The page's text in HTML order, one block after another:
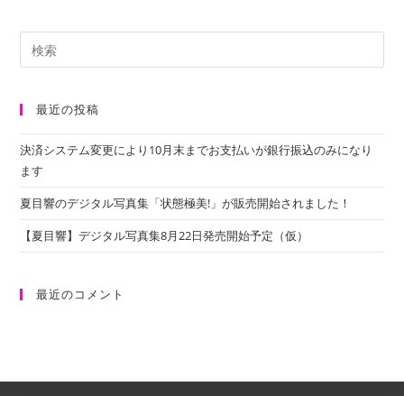
最近の投稿
決済システム変更により10月末までお支払いが銀行振込のみになり
ます
夏目響のデジタル写真集「状態極美!」が販売開始されました！
【夏目響】デジタル写真集8月22日発売開始予定（仮）
最近のコメント